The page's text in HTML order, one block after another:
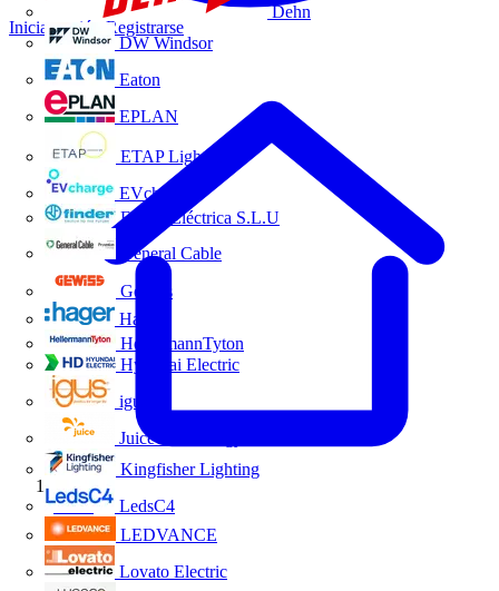
Dehn
DW Windsor
Eaton
EPLAN
ETAP Lighting
EVcharge
Finder Eléctrica S.L.U
General Cable
Gewiss
Hager
HellermannTyton
Hyundai Electric
igus
Juice Technology
Kingfisher Lighting
LedsC4
LEDVANCE
Lovato Electric
Iniciar sesión Registrarse
Inicio